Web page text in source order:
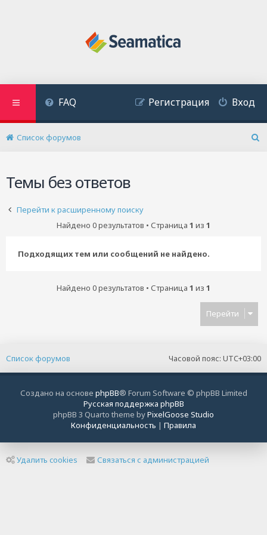
FAQ Вход
Регистрация
Список форумов
Темы без ответов
Перейти к расширенному поиску
Найдено 0 результатов • Страница 1 из 1
Подходящих тем или сообщений не найдено.
Найдено 0 результатов • Страница 1 из 1
Перейти
Часовой пояс: UTC+03:00
Список форумов
Создано на основе phpBB® Forum Software © phpBB Limited
Русская поддержка phpBB
phpBB 3 Quarto theme byPixelGoose Studio
Конфиденциальность | Правила
Удалить cookies Связаться с администрацией